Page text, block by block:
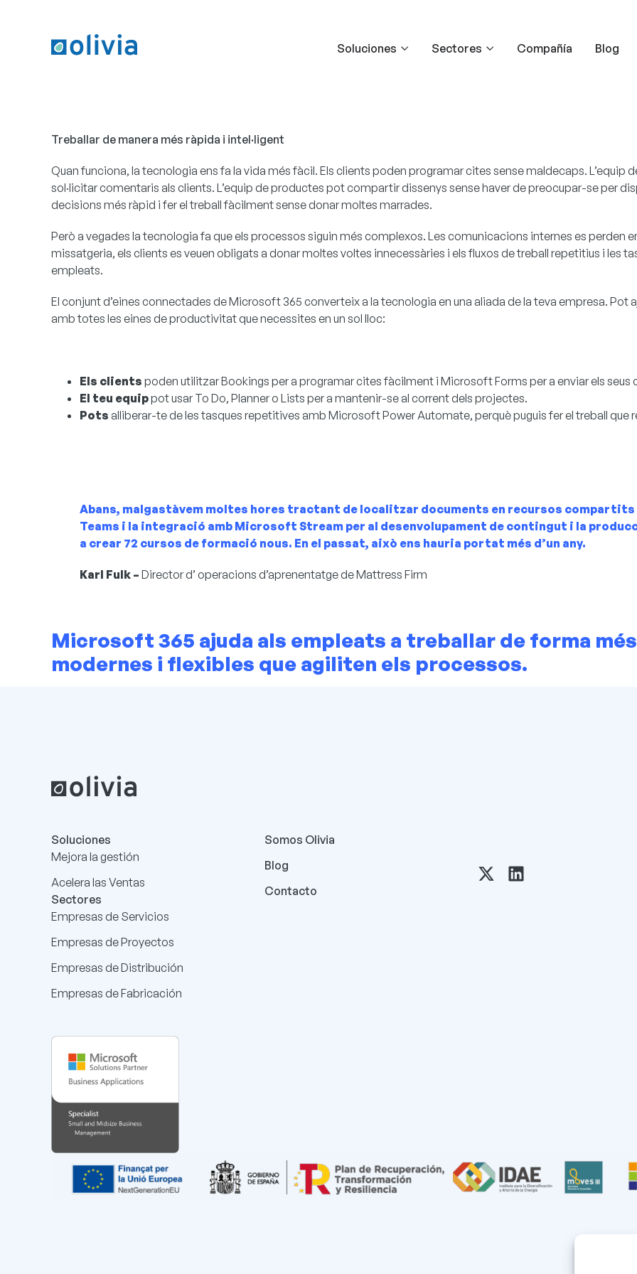
Soluciones Sectores Compañía Blog
Treballar de manera més ràpida i intel·ligent
Quan funciona, la tecnologia ens fa la vida més fàcil. Els clients poden programar cites sense maldecaps. L’equip
sol·licitar comentaris als clients. L’equip de productes pot compartir dissenys sense haver de preocupar-se per
decisions més ràpid i fer el treball fàcilment sense donar moltes marrades.
Però a vegades la tecnologia fa que els processos siguin més complexos. Les comunicacions internes es perden
missatgeria, els clients es veuen obligats a donar moltes voltes innecessàries i els fluxos de treball repetitius i les
empleats.
El conjunt d’eines connectades deMicrosoft 365 converteix a la tecnologia en una aliada de la teva empresa. Pot
amb totes les eines de productivitat que necessites en un sol lloc:
Els clients poden utilitzar Bookings per a programar cites fàcilment i Microsoft Forms per a enviar els seus
El teu equippot usar To Do, Planner o Lists per a mantenir-se al corrent dels projectes.
Pots alliberar-te de les tasques repetitives amb Microsoft Power Automate, perquè puguis fer el treball que
Abans, malgastàvem moltes hores tractant de localitzar documents en recursos compartits
Teams i la integració amb Microsoft Stream per al desenvolupament de contingut i la
a crear 72 cursos de formació nous. En el passat, això ens hauria portat més d’un any.
Karl Fulk – Director d’ operacions d’aprenentatge de Mattress Firm
Microsoft 365 ajuda als empleats a treballar de forma
modernes i flexibles que agiliten els processos.
Soluciones
Mejora la gestión
Acelera las Ventas
Sectores
Empresas de Servicios
Empresas de Proyectos
Empresas de Distribución
Empresas de Fabricación
Somos Olivia
Blog
Contacto